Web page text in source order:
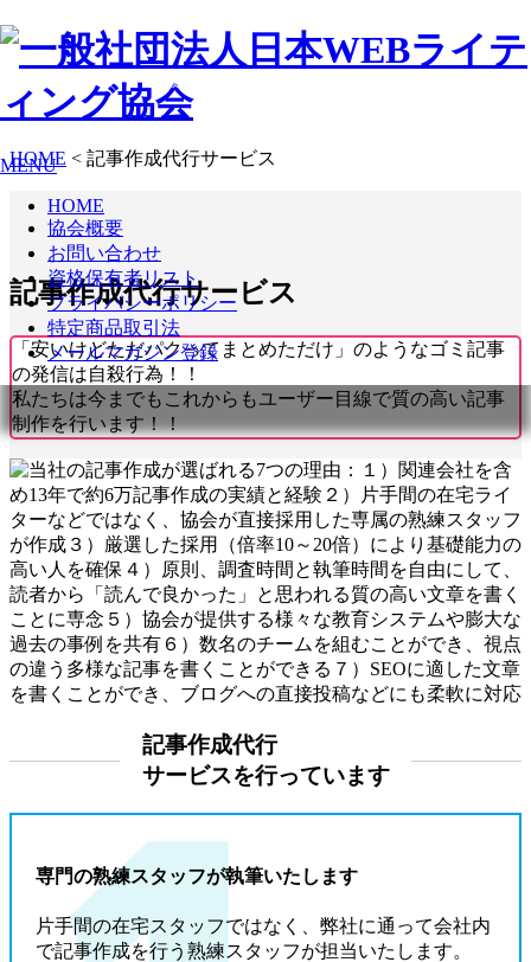
信頼と実績を重ねて16年！！
MENU
HOME
協会概要
お問い合わせ
資格保有者リスト
プライバシーポリシー
特定商品取引法
メールマガジン登録
HOME < 記事作成代行サービス
記事作成代行サービス
「安いけどただパクってまとめただけ」のようなゴミ記事
の発信は自殺行為！！
私たちは今までもこれからもユーザー目線で質の高い記事
制作を行います！！
記事作成代行
サービスを行っています
専門の熟練スタッフが執筆いたします
片手間の在宅スタッフではなく、弊社に通って会社内
で記事作成を行う熟練スタッフが担当いたします。